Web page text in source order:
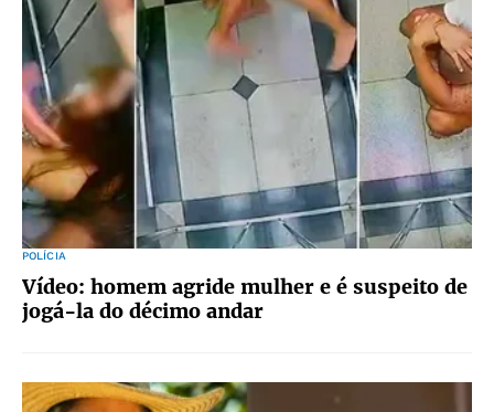
POLÍCIA
Vídeo: homem agride mulher e é suspeito de
jogá-la do décimo andar